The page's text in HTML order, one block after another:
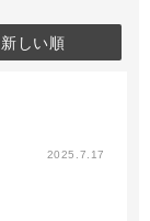
しい順
2025.7.17